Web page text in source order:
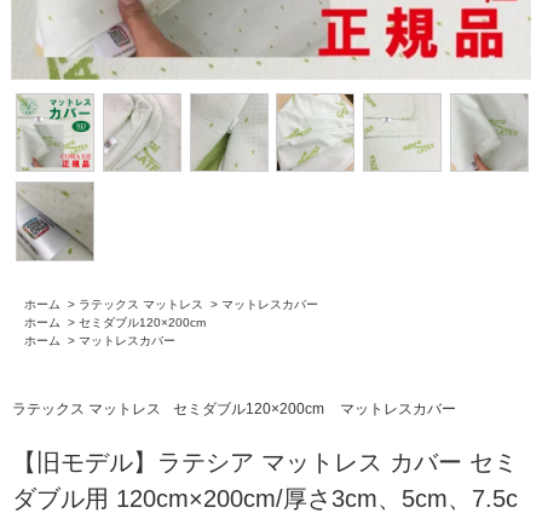
ホーム > ラテックス マットレス > マットレスカバー
ホーム
> セミダブル120×200cm
ホーム
> マットレスカバー
ラテックス マットレス セミダブル120×200cm マットレスカバー
【旧モデル】ラテシア マットレス カバー セミ
ダブル用 120cm×200cm/厚さ3cm、5cm、7.5c